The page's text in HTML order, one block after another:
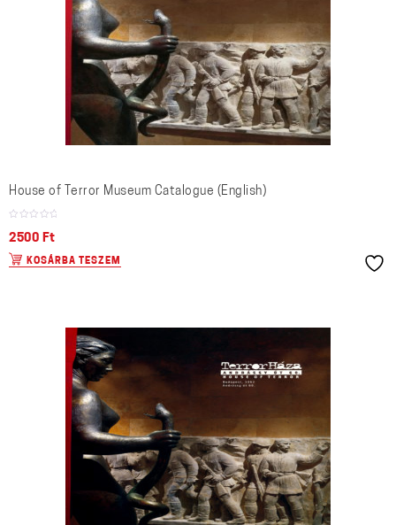
House of Terror Museum Catalogue (English)
2500 Ft
KOSÁRBA TESZEM